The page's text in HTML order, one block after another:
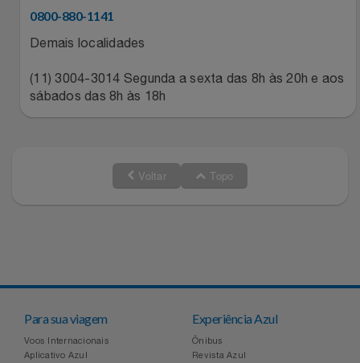
Relógios
Stanley Pmi
Top Store
0800-880-1141
Demais localidades
(11) 3004-3014 Segunda a sexta das 8h às 20h e aos
sábados das 8h às 18h
Voltar Topo
Para sua viagem
Voos Internacionais
Aplicativo Azul
Experiência Azul
Ônibus
Revista Azul